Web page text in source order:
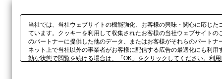
当社では、当社ウェブサイトの機能強化、お客様の興味・関心に応じ
ています。クッキーを利用して収集されたお客様の当社ウェブサイト
のパートナーに提供した他のデータ、またはお客様がそれらのパート
ネット上で当社以外の事業者がお客様に配信する広告の最適化にも利
効な状態で閲覧を続ける場合は、「OK」をクリックしてください。利